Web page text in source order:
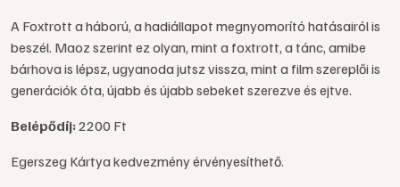
A Foxtrott a háború, a hadiállapot megnyomorító hatásairól is
beszél. Maoz szerint ez olyan, mint a foxtrott, a tánc, amibe
bárhova is lépsz, ugyanoda jutsz vissza, mint a film szereplői is
generációk óta, újabb és újabb sebeket szerezve és ejtve.
Belépődíj:2200 Ft
Egerszeg Kártya kedvezmény érvényesíthető.